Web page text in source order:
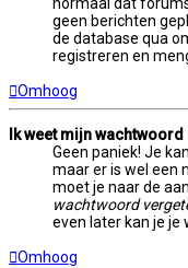
geen berichten
de database qua
registreren en
Omhoog
Ik weet mijn
Geen paniek! Je
maar er is wel een
moet je naar de
wachtwoord
even later kan je je
Omhoog